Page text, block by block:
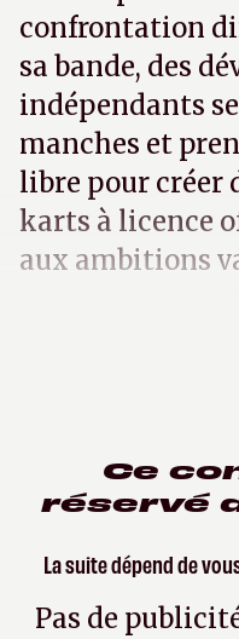
confrontation
sa bande, des
indépendants
manches et
libre pour créer
karts à licence
aux ambitions
Ce
réservé
La suite dépend de
Pas de